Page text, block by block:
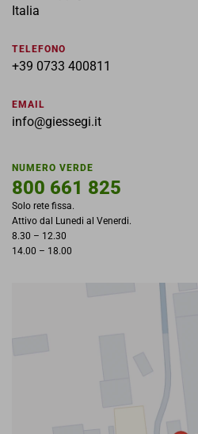
Italia
TELEFONO
+39 0733 400811
EMAIL
info@giessegi.it
NUMERO VERDE
800 661 825
Solo rete fissa.
Attivo dal Lunedi al Venerdi.
8.30 – 12.30
14.00 – 18.00